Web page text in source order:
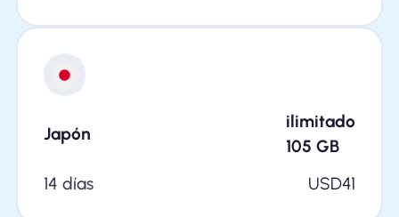
Japón
ilimitado
105 GB
14 días
USD41